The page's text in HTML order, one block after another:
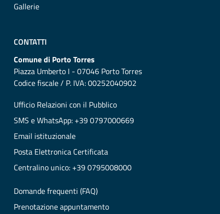
Gallerie
CONTATTI
Comune di Porto Torres
Piazza Umberto I - 07046 Porto Torres
Codice fiscale / P. IVA: 00252040902
Ufficio Relazioni con il Pubblico
SMS e WhatsApp: +39 0797000669
Email istituzionale
Posta Elettronica Certificata
Centralino unico: +39 0795008000
Domande frequenti (FAQ)
Prenotazione appuntamento